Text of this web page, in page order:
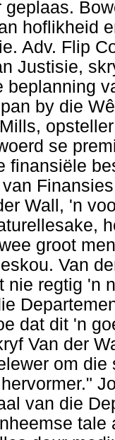
hoflikheid
Adv. Flip
Justisie,
beplanning
by die
se
finansiële
Wall, 'n
groot
Van
nie regtig 'n
dat dit 'n
Van der
om
van die